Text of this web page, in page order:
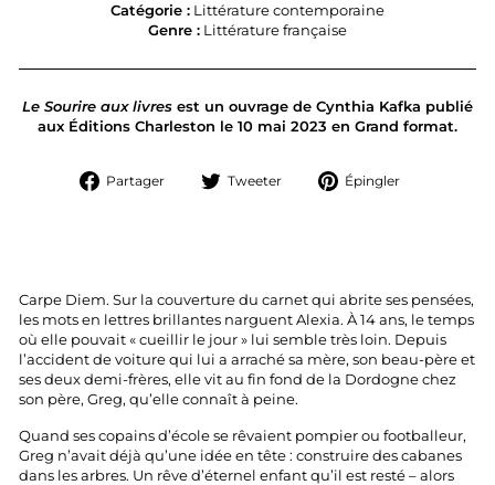
Catégorie : Littérature contemporaine
Genre : Littérature française
Le Sourire aux livres est un ouvrage de Cynthia Kafka publié
aux Éditions Charleston le 10 mai 2023 en Grand format.
Partager
PartagerTweeter
TweeterÉpingler
Carpe Diem. Sur la couverture du carnet qui abrite ses pensées,
les mots en lettres brillantes narguent Alexia. À 14 ans, le temps
où elle pouvait « cueillir le jour » lui semble très loin. Depuis
l’accident de voiture qui lui a arraché sa mère, son beau-père et
ses deux demi-frères, elle vit au fin fond de la Dordogne chez
son père, Greg, qu’elle connaît à peine.
Quand ses copains d’école se rêvaient pompier ou footballeur,
Greg n’avait déjà qu’une idée en tête : construire des cabanes
dans les arbres. Un rêve d’éternel enfant qu’il est resté – alors